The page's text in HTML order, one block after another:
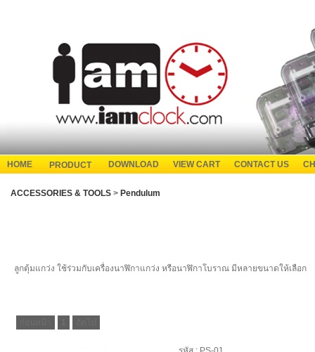
HOME PRODUCT DOWNLOAD VIEW CART CONTACT US
ACCESSORIES & TOOLS > Pendulum
ลูกตุ้มแกว่ง ใช้ร่วมกับเครื่องนาฬิกาแกว่ง หรือนาฬิกาโบราณ มีหลายขนาดให้เลือก